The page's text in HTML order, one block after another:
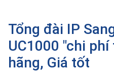
Tổng đài IP
UC1000 "chi
hãng, Giá tốt
Dịch
Hỗ
trợ